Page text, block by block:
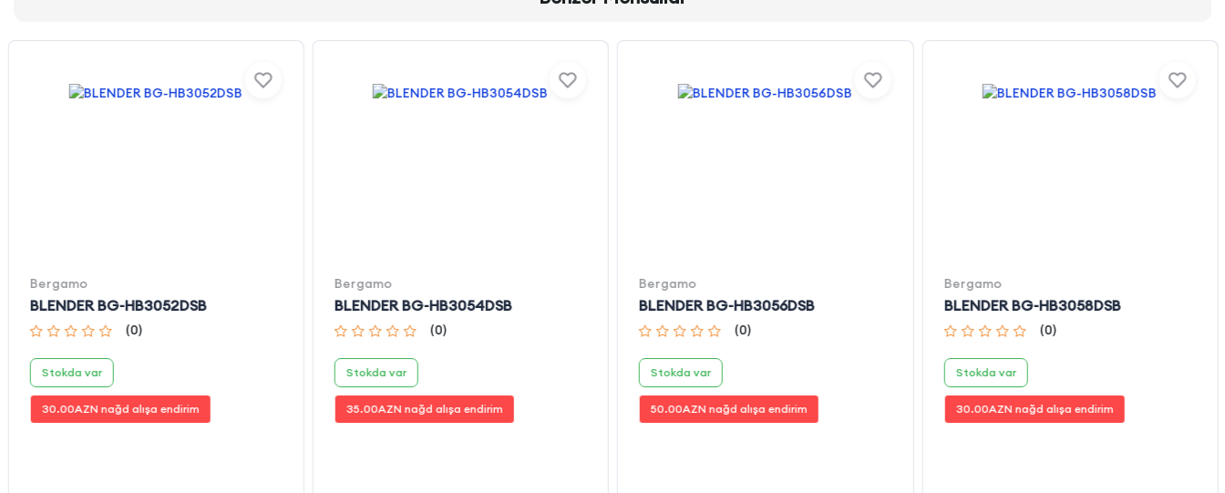
Bergamo
BLENDER BG-HB3052DSB
(0)
Stokda var
30.00AZN nağd alışa endirim
Bergamo
BLENDER BG-HB3054DSB
(0)
Stokda var
35.00AZN nağd alışa endirim
Bergamo
BLENDER BG-HB3056DSB
(0)
Stokda var
50.00AZN nağd alışa endirim
Bergamo
BLENDER BG-HB3058DSB
(0)
Stokda var
30.00AZN nağd alışa endirim